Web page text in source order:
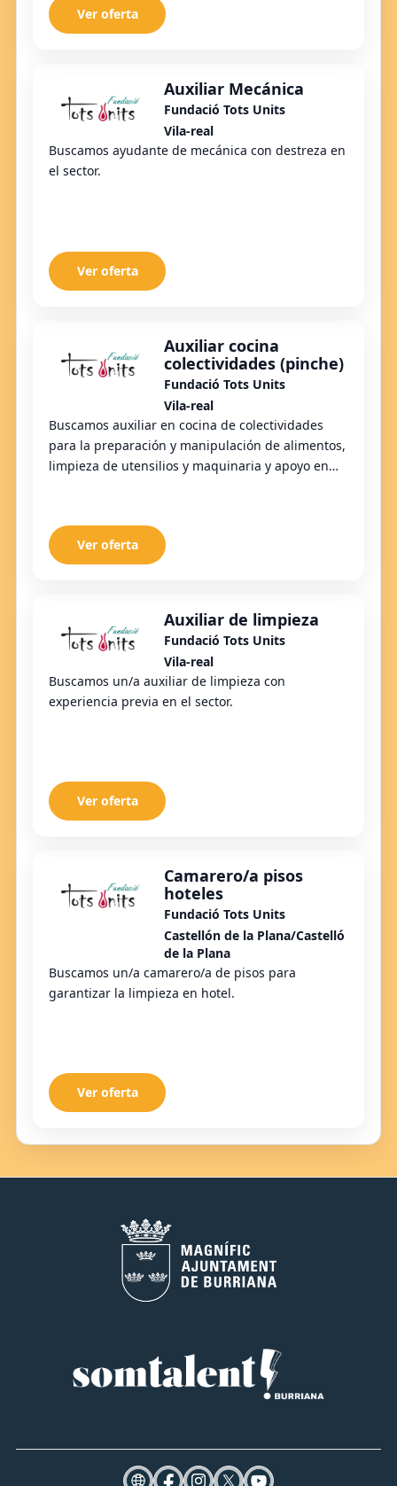
Ver oferta
Auxiliar Mecánica
Fundació Tots Units
Vila-real
Buscamos ayudante de mecánica con destreza en
el sector.
Ver oferta
Auxiliar cocina
colectividades (pinche)
Fundació Tots Units
Vila-real
Buscamos auxiliar en cocina de colectividades
para la preparación y manipulación de alimentos,
limpieza de utensilios y maquinaria y apoyo en
Ver oferta
Auxiliar de limpieza
Fundació Tots Units
Vila-real
Buscamos un/a auxiliar de limpieza con
experiencia previa en el sector.
Ver oferta
Camarero/a pisos
hoteles
Fundació Tots Units
Castellón de la Plana/Castelló
de la Plana
Buscamos un/a camarero/a de pisos para
garantizar la limpieza en hotel.
Ver oferta